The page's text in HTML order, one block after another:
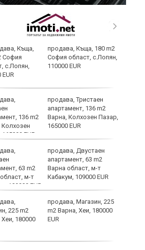
продава, Къща, 180 m2
София област, с.Лопян,
110000 EUR
продава, Тристаен
апартамент, 136 m2
Варна, Колхозен Пазар,
165000 EUR
продава, Двустаен
апартамент, 63 m2
Варна област, м-т
Кабакум, 109000 EUR
продава, Магазин, 225
m2 Варна, Хеи, 180000
EUR